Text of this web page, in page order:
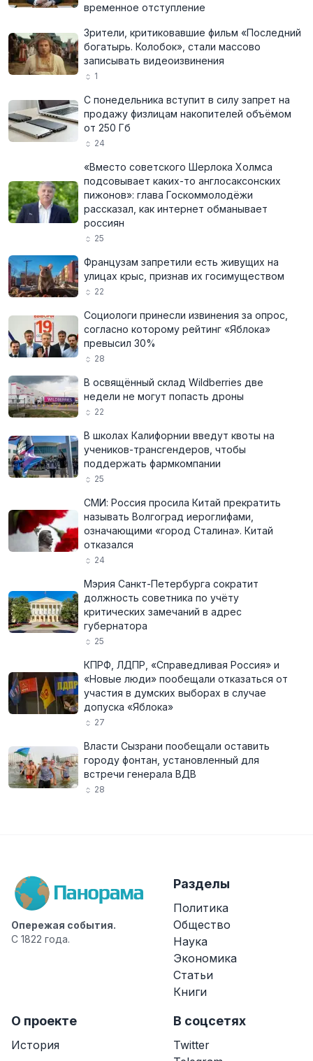
временное отступление
Зрители, критиковавшие фильм «Последний
богатырь. Колобок», стали массово
записывать видеоизвинения
1
С понедельника вступит в силу запрет на
продажу физлицам накопителей объёмом
от 250 Гб
24
«Вместо советского Шерлока Холмса
подсовывает каких-то англосаксонских
пижонов»: глава Госкоммолодёжи
рассказал, как интернет обманывает
россиян
25
Французам запретили есть живущих на
улицах крыс, признав их госимуществом
22
Социологи принесли извинения за опрос,
согласно которому рейтинг «Яблока»
превысил 30%
28
В освящённый склад Wildberries две
недели не могут попасть дроны
22
В школах Калифорнии введут квоты на
учеников-трансгендеров, чтобы
поддержать фармкомпании
25
СМИ: Россия просила Китай прекратить
называть Волгоград иероглифами,
означающими «город Сталина». Китай
отказался
24
Мэрия Санкт-Петербурга сократит
должность советника по учёту
критических замечаний в адрес
губернатора
25
КПРФ, ЛДПР, «Справедливая Россия» и
«Новые люди» пообещали отказаться от
участия в думских выборах в случае
допуска «Яблока»
27
Власти Сызрани пообещали оставить
городу фонтан, установленный для
встречи генерала ВДВ
28
Опережая события.
С 1822 года.
Разделы
Политика
Общество
Наука
Экономика
Статьи
Книги
О проекте
История
В соцсетях
Twitter